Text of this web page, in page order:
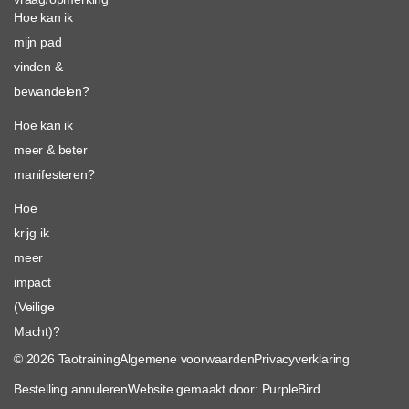
Hoe kan ik
mijn pad
vinden &
bewandelen?
Hoe kan ik
meer & beter
manifesteren?
Hoe
krijg ik
meer
impact
(Veilige
Macht)?
© 2026 TaotrainingAlgemene voorwaardenPrivacyverklaring
Bestelling annulerenWebsite gemaakt door: PurpleBird